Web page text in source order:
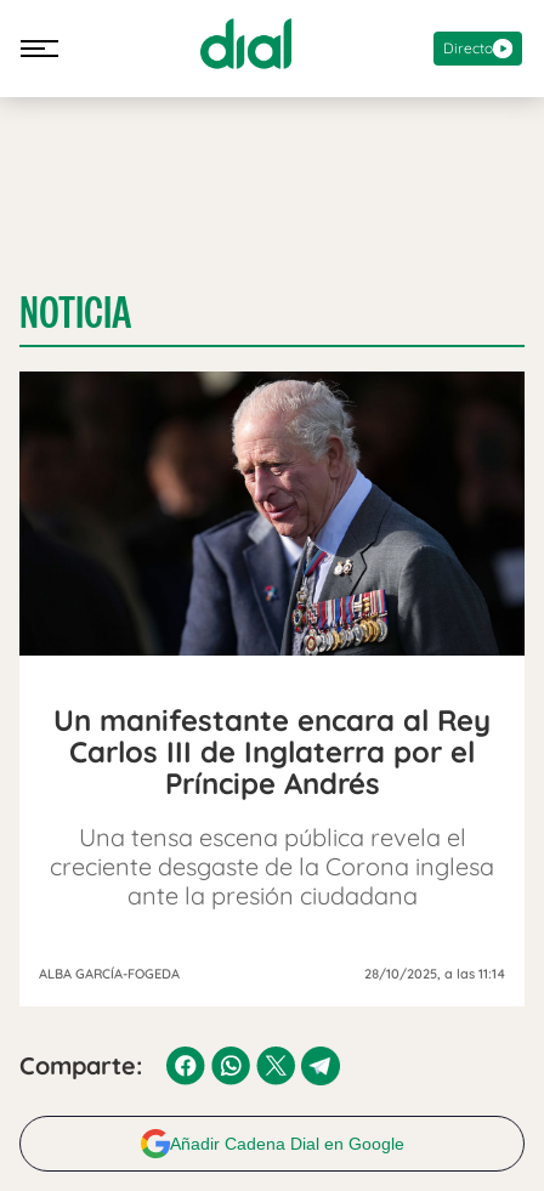
Directo
NOTICIA
Un manifestante encara al Rey
Carlos III de Inglaterra por el
Príncipe Andrés
Una tensa escena pública revela el
creciente desgaste de la Corona inglesa
ante la presión ciudadana
ALBA GARCÍA-FOGEDA 28/10/2025, a las 11:14
Comparte:
Añadir Cadena Dial en Google